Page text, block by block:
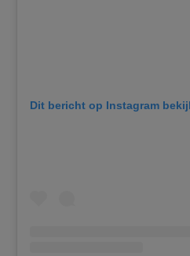
Dit bericht op Instagram